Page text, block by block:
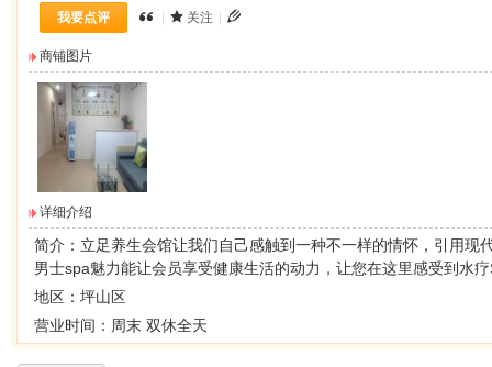
我要点评 关注
商铺图片
详细介绍
简介： 立足养生会馆让我们自己感触到一种不一样的情怀，引用现
男士spa魅力能让会员享受健康生活的动力，让您在这里感受到水
地区：坪山区
营业时间：周末 双休全天